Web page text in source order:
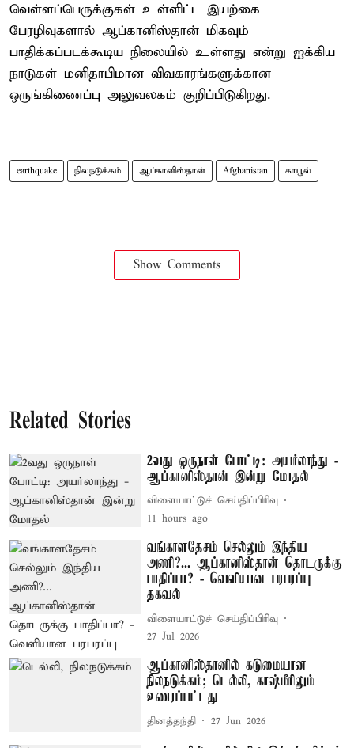
வெள்ளப்பெருக்குகள் உள்ளிட்ட இயற்கை
பேரழிவுகளால் ஆப்கானிஸ்தான் மிகவும்
பாதிக்கப்படக்கூடிய நிலையில் உள்ளது என்று ஐக்கிய
நாடுகள் மனிதாபிமான விவகாரங்களுக்கான
ஒருங்கிணைப்பு அலுவலகம் குறிப்பிடுகிறது.
earthquake நிலநடுக்கம் ஆப்கானிஸ்தான் Afghanistan காபூல்
Show Comments
Related Stories
2வது ஒருநாள் போட்டி: அயர்லாந்து -
ஆப்கானிஸ்தான் இன்று மோதல்
விளையாட்டுச் செய்திப்பிரிவு
11 hours ago
வங்காளதேசம் செல்லும் இந்திய
அணி?... ஆப்கானிஸ்தான் தொடருக்கு
பாதிப்பா? - வெளியான பரபரப்பு
தகவல்
விளையாட்டுச் செய்திப்பிரிவு
27 Jul 2026
ஆப்கானிஸ்தானில் கடுமையான
நிலநடுக்கம்; டெல்லி, காஷ்மீரிலும்
உணரப்பட்டது
தினத்தந்தி 27 Jun 2026